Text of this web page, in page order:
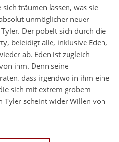
träumen lassen, was sie
unmöglicher neuer
Der pöbelt sich durch die
beleidigt alle, inklusive Eden,
ab. Eden ist zugleich
ihm. Denn seine
dass irgendwo in ihm eine
sich mit extrem grobem
Tyler scheint wider Willen von